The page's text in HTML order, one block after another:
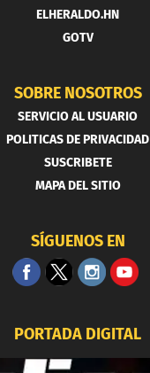
ELHERALDO.HN
GOTV
SOBRE NOSOTROS
SERVICIO AL USUARIO
POLITICAS DE PRIVACIDAD
SUSCRIBETE
MAPA DEL SITIO
SÍGUENOS EN
PORTADA DIGITAL